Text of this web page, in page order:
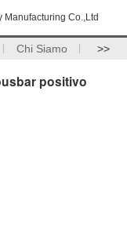
Co.,Ltd
Chi Siamo >>
positivo